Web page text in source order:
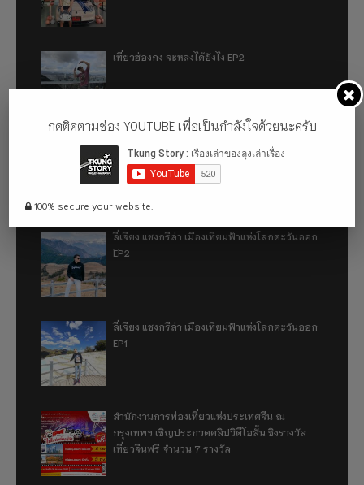
เที่ยวฮ่องกง จะหลงได้ยังไง EP2
เที่ยวฮ่องกง จะหลงได้ยังไง EP1
ลี่เจียง แชงกรีล่า เมืองเทียมฟ้าแห่งโลกตะวันออก
EP2
ลี่เจียง แชงกรีล่า เมืองเทียมฟ้าแห่งโลกตะวันออก
EP1
สำนักงานการท่องเที่ยวแห่งประเทศจีน ณ
กรุงเทพฯ เชิญประกวดคลิปวิดีโอสั้น ชิงรางวัล
เที่ยวจีนฟรี จำนวน 7 รางวัล
กดติดตามช่อง YOUTUBE เพื่อเป็นกำลังใจด้วยนะครับ
100% secure your website.